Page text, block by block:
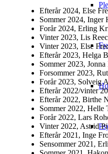
Efterår 2024, Else
Sommer 2024, Inger
Forår 2024, Erling
Vinter 2023, Lis
Vinter 2023, Else
Efterår 2023, Helga
Sommer 2023, Jonna
Forsommer 2023,
Forår 2023, Solveig
Efterår 2022/vinter
Efterår 2022, Birthe
Sommer 2022, Helle
Forår 2022, Lars
Vinter 2022, Astrid
Efterår 2021, Inge
Sensommer 2021,